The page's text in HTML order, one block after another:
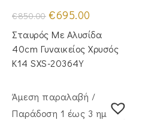
€850.00 Original
price
was:
€850.00.
€695.00
τιμή
είναι:
€695.00.
Σταυρός Με Αλυσίδα
40cm Γυναικείος Χρυσός
Κ14 SXS-20364Y
Άμεση παραλαβή /
Παράδoση 1 έως 3 ημέρες